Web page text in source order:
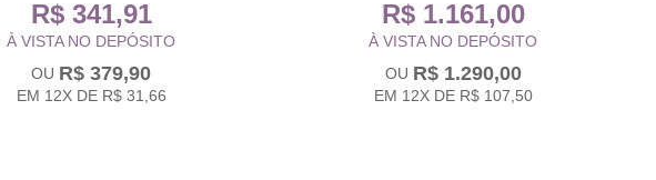
R$ 341,91
À VISTA NO DEPÓSITO
R$ 379,90
EM 12XDE R$ 31,66
R$ 1.161,00
À VISTA NO DEPÓSITO
R$ 1.290,00
EM 12XDE R$ 107,50